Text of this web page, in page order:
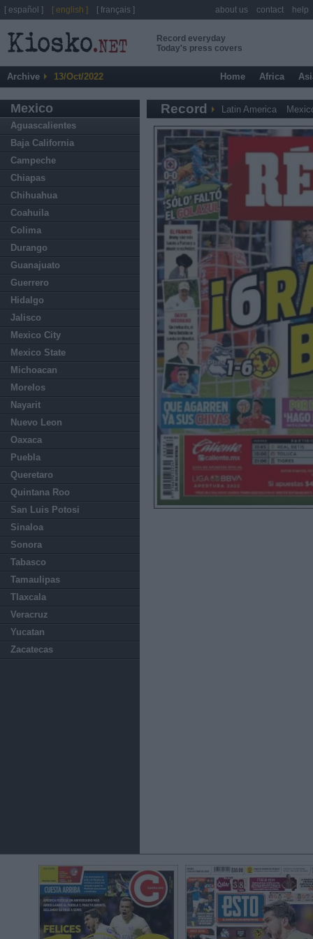
Record everyday
Today's press covers
Archive 13/Oct/2022 Home Africa
Mexico
Aguascalientes
Baja California
Campeche
Chiapas
Chihuahua
Coahuila
Colima
Durango
Guanajuato
Guerrero
Hidalgo
Jalisco
Mexico City
Mexico State
Michoacan
Morelos
Nayarit
Nuevo Leon
Oaxaca
Puebla
Queretaro
Quintana Roo
San Luis Potosi
Sinaloa
Sonora
Tabasco
Tamaulipas
Tlaxcala
Veracruz
Yucatan
Zacatecas
Record Latin America
[ español ] [ english ] [ français ] about us contact help